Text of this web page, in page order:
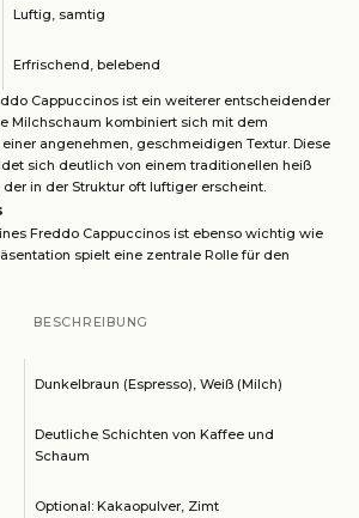
Luftig, samtig
Erfrischend, belebend
Cappuccinos ist ein weiterer entscheidender
Milchschaum kombiniert sich mit dem
angenehmen, geschmeidigen Textur. Diese
sich deutlich von einem traditionellen heiß
in der Struktur oft luftiger erscheint.
Freddo Cappuccinos ist ebenso wichtig wie
spielt eine zentrale Rolle für den
BESCHREIBUNG
Dunkelbraun (Espresso), Weiß (Milch)
Deutliche Schichten von Kaffee und
Schaum
Optional: Kakaopulver, Zimt